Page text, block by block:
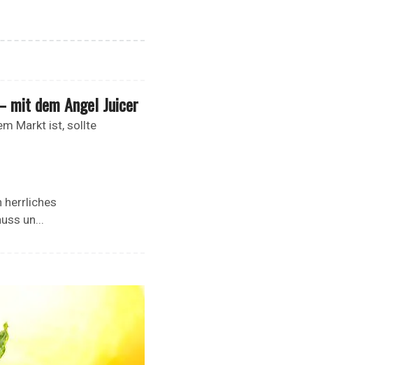
dem Angel Juicer
Markt ist, sollte
herrliches
un...